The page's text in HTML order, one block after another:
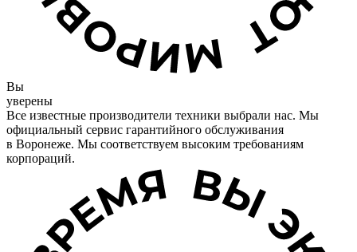
Вы
уверены
Все известные производители техники выбрали нас. Мы
официальный сервис гарантийного обслуживания
в Воронеже. Мы соответствуем высоким требованиям
корпораций.